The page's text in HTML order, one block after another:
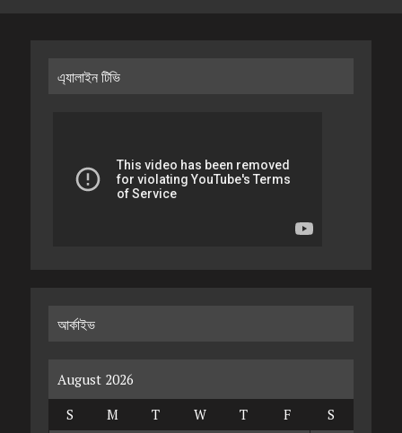
এ্যালাইন টিভি
আর্কাইভ
August 2026
S
M T W T F S